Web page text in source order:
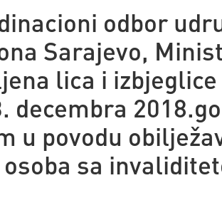
odbor
Sarajevo,
lica i
decembra
u povodu
osoba sa